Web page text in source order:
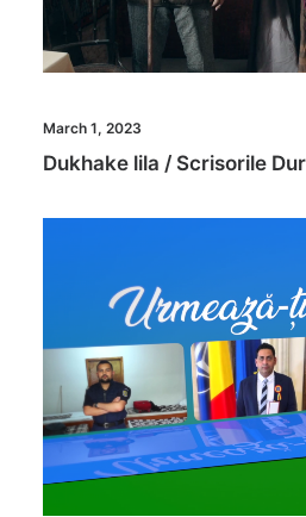
March 1, 2023
Dukhake lila / Scrisorile